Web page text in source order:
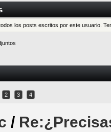
los posts escritos por este usuario.
2 3 4
/